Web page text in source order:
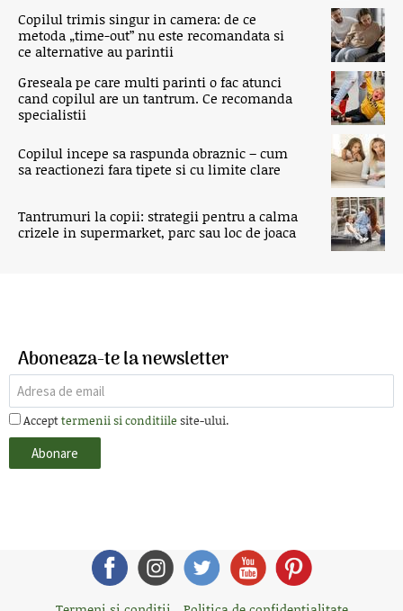
Copilul trimis singur in camera: de ce
metoda „time-out” nu este recomandata si
ce alternative au parintii
Greseala pe care multi parinti o fac atunci
cand copilul are un tantrum. Ce recomanda
specialistii
Copilul incepe sa raspunda obraznic – cum
sa reactionezi fara tipete si cu limite clare
Tantrumuri la copii: strategii pentru a calma
crizele in supermarket, parc sau loc de joaca
Aboneaza-te la newsletter
Accepttermenii si conditiile site-ului.